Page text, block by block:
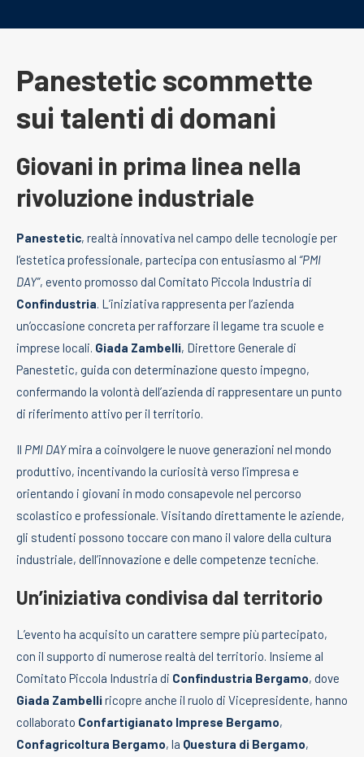
Panestetic scommette
sui talenti di domani
Giovani in prima linea nella
rivoluzione industriale
Panestetic, realtà innovativa nel campo delle tecnologie per
l’estetica professionale, partecipa con entusiasmo al “PMI
DAY”, evento promosso dal Comitato Piccola Industria di
Confindustria. L’iniziativa rappresenta per l’azienda
un’occasione concreta per rafforzare il legame tra scuole e
imprese locali. Giada Zambelli, Direttore Generale di
Panestetic, guida con determinazione questo impegno,
confermando la volontà dell’azienda di rappresentare un punto
di riferimento attivo per il territorio.
Il PMI DAYmira a coinvolgere le nuove generazioni nel mondo
produttivo, incentivando la curiosità verso l’impresa e
orientando i giovani in modo consapevole nel percorso
scolastico e professionale. Visitando direttamente le aziende,
gli studenti possono toccare con mano il valore della cultura
industriale, dell’innovazione e delle competenze tecniche.
Un’iniziativa condivisa dal territorio
L’evento ha acquisito un carattere sempre più partecipato,
con il supporto di numerose realtà del territorio. Insieme al
Comitato Piccola Industria di Confindustria Bergamo, dove
Giada Zambelliricopre anche il ruolo di Vicepresidente, hanno
collaborato Confartigianato Imprese Bergamo,
Confagricoltura Bergamo, la Questura di Bergamo,